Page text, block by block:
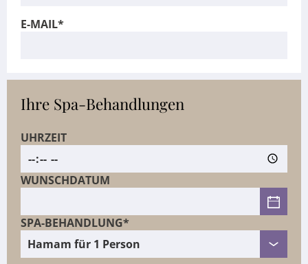
E-MAIL*
Ihre Spa-Behandlungen
SPA-BEHANDLUNG*
WUNSCHDATUM
UHRZEIT